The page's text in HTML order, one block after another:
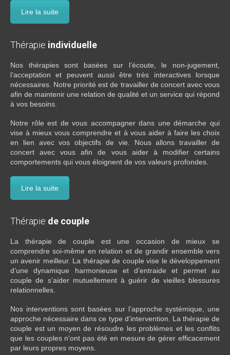
Lire la suite
Thérapie individuelle
Nos thérapies sont basées sur l’écoute, le non-jugement,
l’acceptation et peuvent aussi être très interactives lorsque
nécessaires. Notre priorité est de travailler de concert avec vous
afin de maintenir une relation de qualité et un service qui répond
à vos besoins.
Notre rôle est de vous accompagner dans une démarche qui
vise à mieux vous comprendre et à vous aider à faire les choix
en lien avec vos objectifs de vie. Nous allons travailler de
concert avec vous afin de vous aider à modifier certains
comportements qui vous éloignent de vos valeurs profondes.
Lire la suite
Thérapie de couple
La thérapie de couple est une occasion de mieux se
comprendre soi-même en relation et de grandir ensemble vers
un avenir meilleur. La thérapie de couple vise le développement
d’une dynamique harmonieuse et d’entraide et permet au
couple de s’aider mutuellement à guérir de vieilles blessures
relationnelles.
Nos interventions sont basées sur l’approche systémique, une
approche nécessaire dans ce type d’intervention. La thérapie de
couple est un moyen de résoudre les problèmes et les conflits
que les couples n'ont pas été en mesure de gérer efficacement
par leurs propres moyens.